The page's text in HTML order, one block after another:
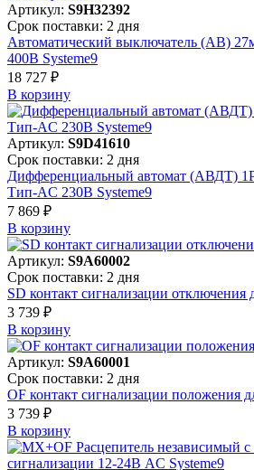
Артикул: S9H32392
Срок поставки: 2 дня
Автоматический выключатель (АВ)
400В Systeme9
18 727 ₽
В корзинy
Артикул: S9D41610
Срок поставки: 2 дня
Дифференциальный автомат (АВДТ)
Тип-AC 230В Systeme9
7 869 ₽
В корзинy
Артикул: S9A60002
Срок поставки: 2 дня
SD контакт сигнализации отключения
3 739 ₽
В корзинy
Артикул: S9A60001
Срок поставки: 2 дня
OF контакт сигнализации положения
3 739 ₽
В корзинy